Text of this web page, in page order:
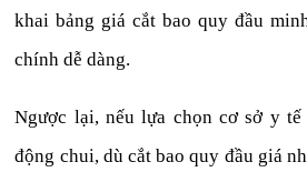
khai bảng giá cắt bao quy đầu
chính dễ dàng.
Ngược lại, nếu lựa chọn cơ sở y
động chui, dù cắt bao quy đầu giá